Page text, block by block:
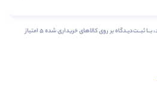
شمـا هـم دربـاره ایـن کــالا دیــدگاه ثبــت کنید، بــا ثبــت‌دیـدگاه بر روی کالاهای خریداری شده ۵ امتیاز